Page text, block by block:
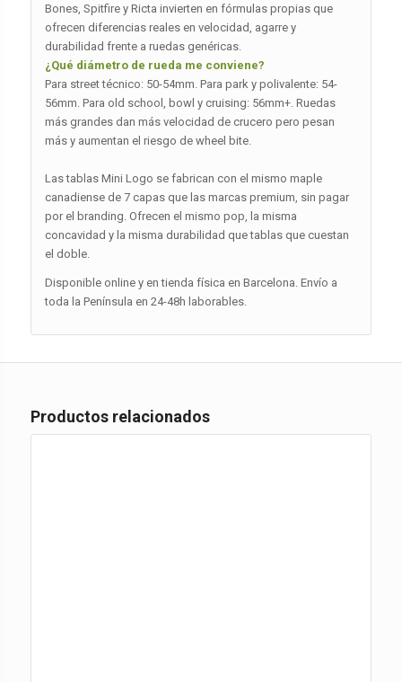
Bones, Spitfire y Ricta invierten en fórmulas propias que
ofrecen diferencias reales en velocidad, agarre y
durabilidad frente a ruedas genéricas.
¿Qué diámetro de rueda me conviene?
Para street técnico: 50-54mm. Para park y polivalente: 54-
56mm. Para old school, bowl y cruising: 56mm+. Ruedas
más grandes dan más velocidad de crucero pero pesan
más y aumentan el riesgo de wheel bite.
Las tablas Mini Logo se fabrican con el mismo maple
canadiense de 7 capas que las marcas premium, sin pagar
por el branding. Ofrecen el mismo pop, la misma
concavidad y la misma durabilidad que tablas que cuestan
el doble.
Disponible online y en tienda física en Barcelona. Envío a
toda la Península en 24-48h laborables.
Productos relacionados